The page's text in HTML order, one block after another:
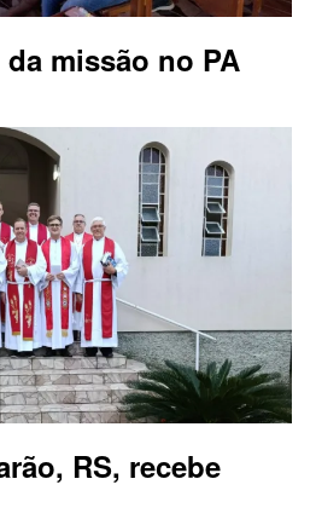
missão no PA
RS, recebe